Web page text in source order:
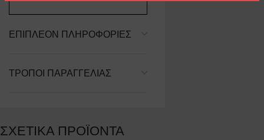
ΕΠΙΠΛΈΟΝ ΠΛΗΡΟΦΟΡΊΕΣ
ΤΡΌΠΟΙ ΠΑΡΑΓΓΕΛΊΑΣ
ΣΧΕΤΙΚΆ ΠΡΟΪΌΝΤΑ